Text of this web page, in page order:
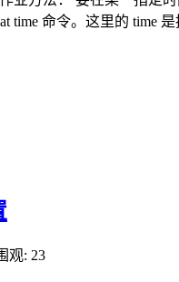
time 命令。这里的 time
观: 23